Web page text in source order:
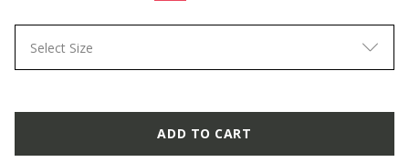
Select Size
ADD TO CART